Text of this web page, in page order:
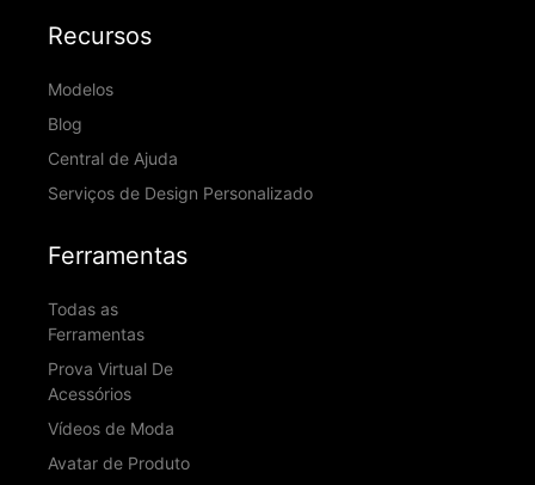
Recursos
Modelos
Blog
Central de Ajuda
Serviços de Design Personalizado
Ferramentas
Todas as
Ferramentas
Prova Virtual De
Acessórios
Vídeos de Moda
Avatar de Produto